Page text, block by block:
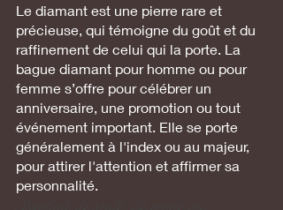
Le diamant est une pierre rare et
précieuse, qui témoigne du goût et du
raffinement de celui qui la porte. La
bague diamant pour homme ou pour
femme s’offre pour célébrer un
anniversaire, une promotion ou tout
événement important. Elle se porte
généralement à l'index ou au majeur,
pour attirer l'attention et affirmer sa
personnalité.